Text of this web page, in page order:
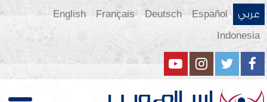
عربي Español
Deutsch
Français
English
Indonesia